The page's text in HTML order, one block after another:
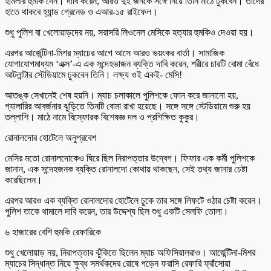
হাতে থাকবে হ্যান্ড গ্রেনেড ও এআর-১৫ রাইফেল।
শুধু পুলিশ বা খেলোয়াড়দের নয়, সরাসরি লিওনেল মেসিকে হত্যার হুমকিও দেওয়া হয়।
এরপর আর্জেন্টিনা-মিশর ম্যাচের আগে আসে আরও ভয়ংকর বার্তা। সামাজিক
যোগাযোগমাধ্যম ‘এক্স’-এ এক সন্দেহভাজন ব্যক্তি দাবি করেন, শরীরে চারটি বোমা বেঁধে
আটলান্টার স্টেডিয়ামে ঢুকবেন তিনি। লক্ষ্য ওই একই- মেসি!
আতঙ্ক সেখানেই শেষ হয়নি। ম্যাচ চলাকালে পুলিশকে ফোন করে জানানো হয়,
গ্যালারির আবর্জনার ঝুড়িতে তিনটি বোমা রাখা হয়েছে। সঙ্গে সঙ্গে স্টেডিয়ামে শুরু হয়
তল্লাশি। মাঠে নামে বিস্ফোরক বিশেষজ্ঞ দল ও প্রশিক্ষিত কুকুর।
রোনালদোর হোটেলে অনুপ্রবেশ
মেসির মতো রোনালদোকেও ঘিরে ছিল নিরাপত্তার উদ্বেগ। ফিফার এক কর্মী পুলিশকে
জানান, এক সন্দেহজনক ব্যক্তি রোনালদো কোথায় থাকছেন, সেই তথ্য জানার চেষ্টা
করেছিলেন।
এরপর আরও এক ব্যক্তি রোনালদোর হোটেলে ঢুকে তার সঙ্গে লিফটে ওঠার চেষ্টা করেন।
পুলিশ তাকে থামালে দাবি করেন, তার উদ্দেশ্য ছিল শুধু একটি সেলফি তোলা।
৬ হাজারের বেশি হুমকি রেফারিকে
শুধু খেলোয়াড় নয়, নিরাপত্তার ঝুঁকিতে ছিলেন ম্যাচ অফিসিয়ালরাও। আর্জেন্টিনা-মিশর
ম্যাচের সিদ্ধান্ত নিয়ে ক্ষুব্ধ সমর্থকদের রোষে পড়েন ফরাসি রেফারি ফ্রাঁসোয়া